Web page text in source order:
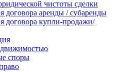
чистоты сделки
договора аренды / субаренды
договора купли-продажи/
споры